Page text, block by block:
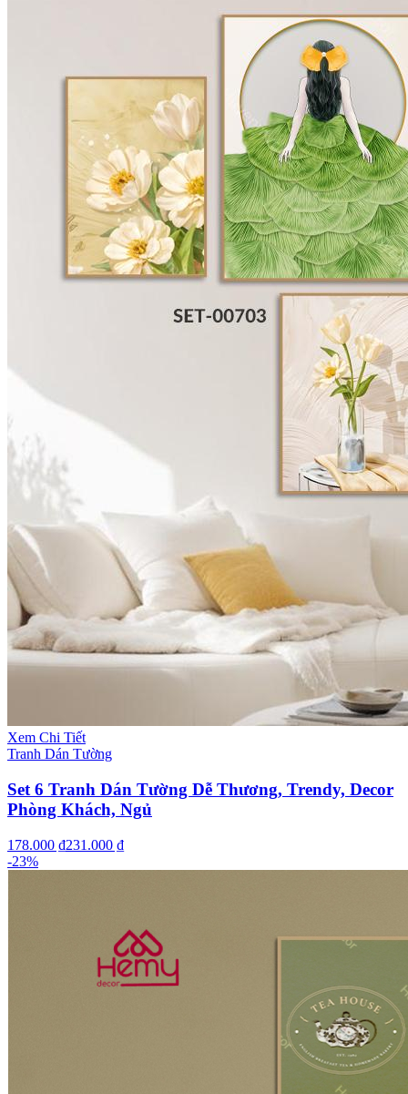
Xem Chi Tiết
Tranh Dán Tường
Set 6 Tranh Dán Tường Dễ Thương, Trendy, Decor
Phòng Khách, Ngủ
178.000 ₫231.000 ₫
-23%